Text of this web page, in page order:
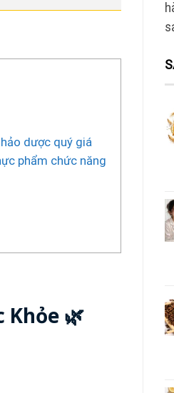
dược quý giá
phẩm chức năng
Khỏe 🌿